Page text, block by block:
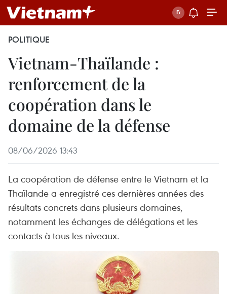
POLITIQUE
Vietnam-Thaïlande :
renforcement de la
coopération dans le
domaine de la défense
08/06/2026 13:43
La coopération de défense entre le Vietnam et la
Thaïlande a enregistré ces dernières années des
résultats concrets dans plusieurs domaines,
notamment les échanges de délégations et les
contacts à tous les niveaux.